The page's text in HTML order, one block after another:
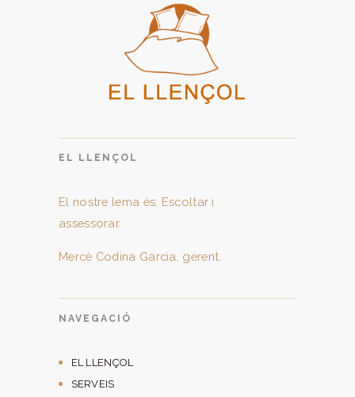
EL LLENÇOL
El nostre lema és: Escoltar i
assessorar.
Mercè Codina Garcia, gerent.
NAVEGACIÓ
EL LLENÇOL
SERVEIS